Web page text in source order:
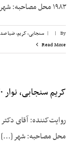
۱۹۸۳ محل مصاحبه: شهر [...]
By
|
| سنجابی، کریم,ضیا
Read More
کریم سنجابی، نوار ۲۰
محل مصاحبه: شهر [...]